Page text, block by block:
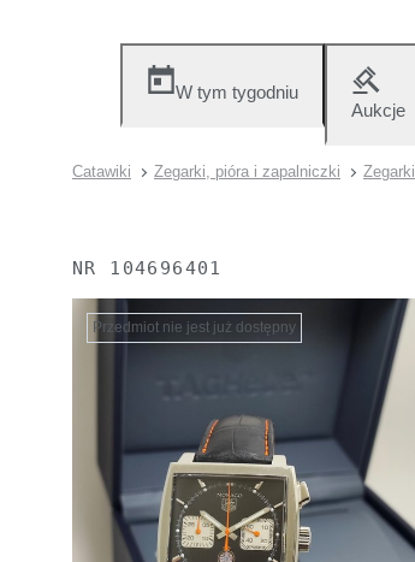
W tym tygodniu
Aukcje
Catawiki Zegarki, pióra i zapalniczki Zegarki
NR 104696401
Przedmiot nie jest już dostępny